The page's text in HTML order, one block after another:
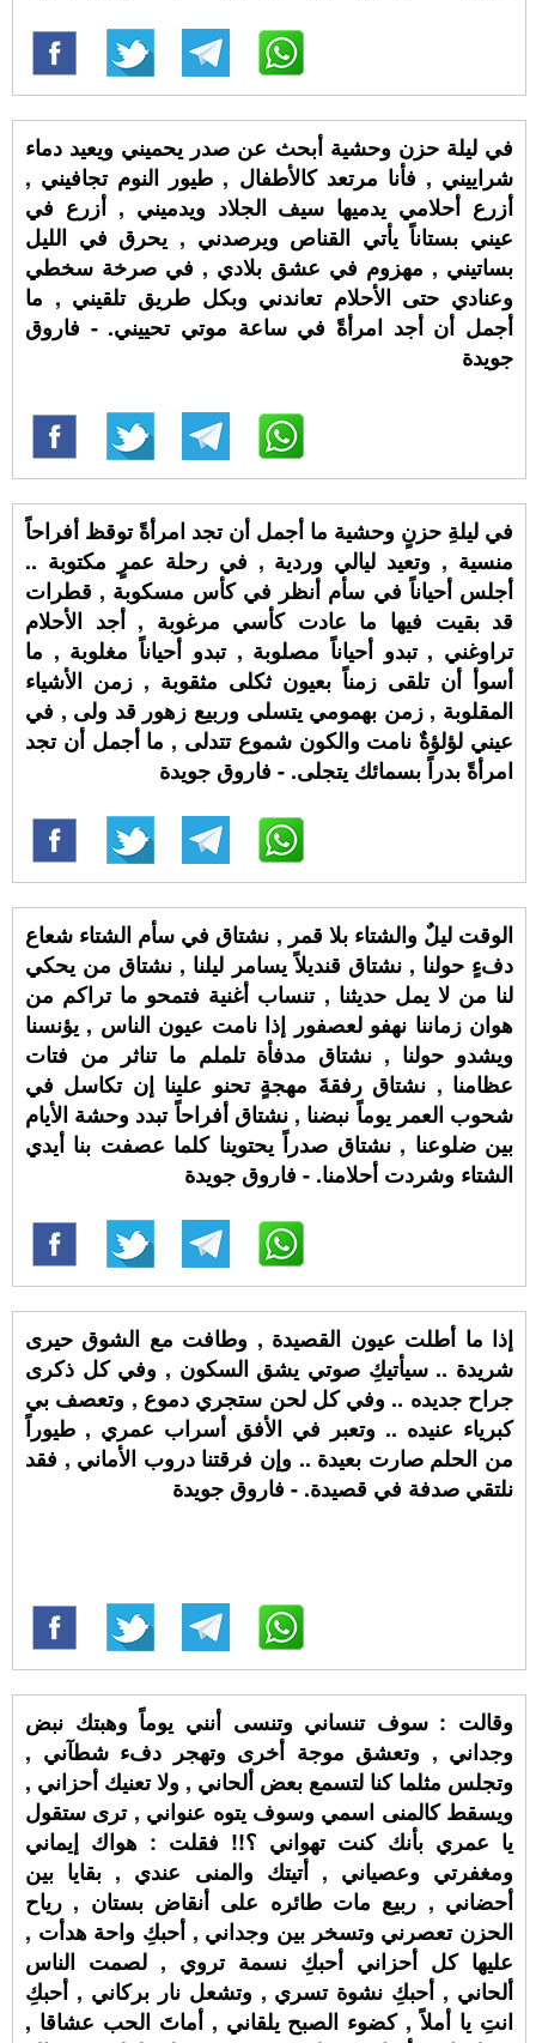
في ليلة حزن وحشية أبحث عن صدر يحميني ويعيد دماء
شراييني , فأنا مرتعد كالأطفال , طيور النوم تجافيني ,
أزرع أحلامي يدميها سيف الجلاد ويدميني , أزرع في
عيني بستاناً يأتي القناص ويرصدني , يحرق في الليل
بساتيني , مهزوم في عشق بلادي , في صرخة سخطي
وعنادي حتى الأحلام تعاندني وبكل طريق تلقيني , ما
أجمل أن أجد امرأةً في ساعة موتي تحييني. - فاروق
جويدة
في ليلةِ حزنٍ وحشية ما أجمل أن تجد امرأةً توقظ أفراحاً
منسية , وتعيد ليالي وردية , في رحلة عمرٍ مكتوبة ..
أجلس أحياناً في سأم أنظر في كأس مسكوبة , قطرات
قد بقيت فيها ما عادت كأسي مرغوبة , أجد الأحلام
تراوغني , تبدو أحياناً مصلوبة , تبدو أحياناً مغلوبة , ما
أسوأ أن تلقى زمناً بعيون ثكلى مثقوبة , زمن الأشياء
المقلوبة , زمن بهمومي يتسلى وربيع زهور قد ولى , في
عيني لؤلؤةٌ نامت والكون شموع تتدلى , ما أجمل أن تجد
امرأةً بدراً بسمائك يتجلى. - فاروق جويدة
الوقت ليلٌ والشتاء بلا قمر , نشتاق في سأم الشتاء شعاع
دفءٍ حولنا , نشتاق قنديلاً يسامر ليلنا , نشتاق من يحكي
لنا من لا يمل حديثنا , تنساب أغنية فتمحو ما تراكم من
هوان زماننا نهفو لعصفور إذا نامت عيون الناس , يؤنسنا
ويشدو حولنا , نشتاق مدفأة تلملم ما تناثر من فتات
عظامنا , نشتاق رفقةَ مهجةٍ تحنو علينا إن تكاسل في
شحوب العمر يوماً نبضنا , نشتاق أفراحاً تبدد وحشة الأيام
بين ضلوعنا , نشتاق صدراً يحتوينا كلما عصفت بنا أيدي
الشتاء وشردت أحلامنا. - فاروق جويدة
إذا ما أطلت عيون القصيدة , وطافت مع الشوق حيرى
شريدة .. سيأتيكِ صوتي يشق السكون , وفي كل ذكرى
جراح جديده .. وفي كل لحن ستجري دموع , وتعصف بي
كبرياء عنيده .. وتعبر في الأفق أسراب عمري , طيوراً
من الحلم صارت بعيدة .. وإن فرقتنا دروب الأماني , فقد
نلتقي صدفة في قصيدة. - فاروق جويدة
وقالت : سوف تنساني وتنسى أنني يوماً وهبتك نبض
وجداني , وتعشق موجة أخرى وتهجر دفء شطآني ,
وتجلس مثلما كنا لتسمع بعض ألحاني , ولا تعنيك أحزاني ,
ويسقط كالمنى اسمي وسوف يتوه عنواني , ترى ستقول
يا عمري بأنك كنت تهواني ؟!! فقلت : هواك إيماني
ومغفرتي وعصياني , أتيتك والمنى عندي , بقايا بين
أحضاني , ربيع مات طائره على أنقاض بستان , رياح
الحزن تعصرني وتسخر بين وجداني , أحبكِ واحة هدأت ,
عليها كل أحزاني أحبكِ نسمة تروي , لصمت الناس
ألحاني , أحبكِ نشوة تسري , وتشعل نار بركاني , أحبكِ
انتِ يا أملاً , كضوء الصبح يلقاني , أماتَ الحب عشاقا ,